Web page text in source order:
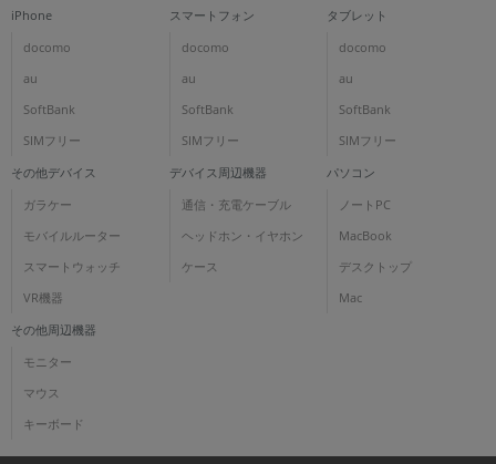
iPhone
docomo
au
SoftBank
SIMフリー
スマートフォン
docomo
au
SoftBank
SIMフリー
タブレット
docomo
au
SoftBank
SIMフリー
その他デバイス
ガラケー
モバイルルーター
スマートウォッチ
VR機器
デバイス周辺機器
通信・充電ケーブル
ヘッドホン・イヤホン
ケース
パソコン
ノートPC
MacBook
デスクトップ
Mac
その他周辺機器
モニター
マウス
キーボード